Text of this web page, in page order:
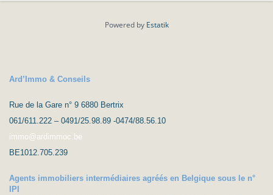
Powered by Estatik
Ard’Immo & Conseils
Rue de la Gare n° 9 6880 Bertrix
061/611.222 – 0491/25.98.89 -0474/88.56.10
immo@ardimmoc.be
BE1012.705.239
Agents immobiliers intermédiaires agréés en Belgique sous le n°
IPI